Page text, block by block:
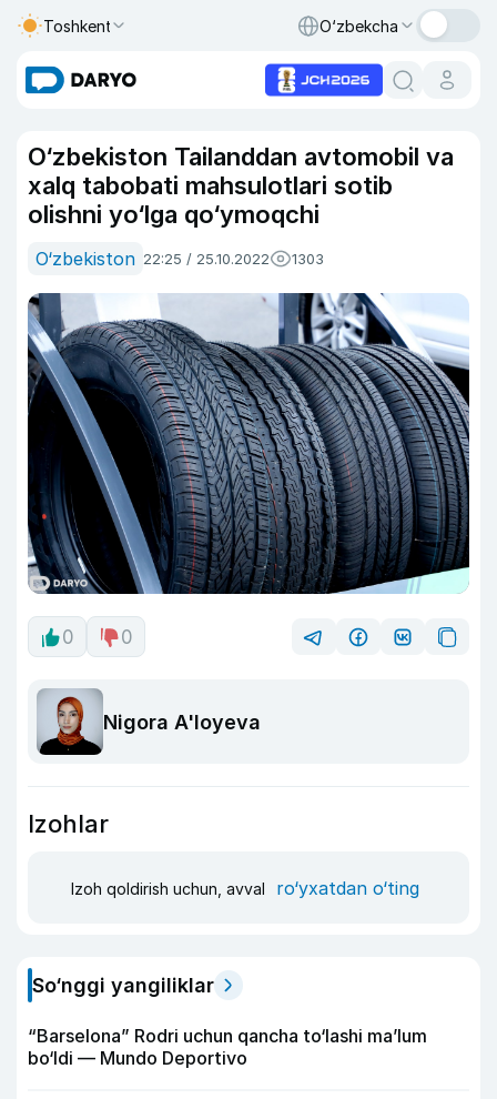
Toshkent O‘zbekcha
O‘zbekiston Tailanddan avtomobil va
xalq tabobati mahsulotlari sotib
olishni yo‘lga qo‘ymoqchi
O‘zbekiston 22:25 / 25.10.2022 1303
0 0
Nigora A'loyeva
Izohlar
Izoh qoldirish uchun, avval ro‘yxatdan o‘ting
So‘nggi yangiliklar
“Barselona” Rodri uchun qancha to‘lashi ma’lum
bo‘ldi — Mundo Deportivo